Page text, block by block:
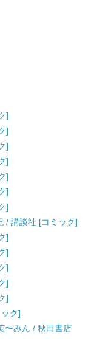
]
]
]
]
]
]
]
/ 講談社 [コミック]
]
]
]
]
]
ク]
〜みん / 秋田書店